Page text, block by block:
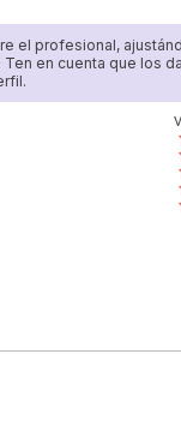
el profesional,
en cuenta que los